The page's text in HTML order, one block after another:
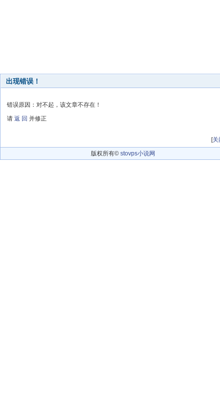
出现错误！
错误原因：对不起，该文章不存在！
请 返 回 并修正
[关
版权所有© stovps小说网